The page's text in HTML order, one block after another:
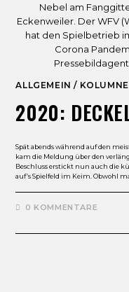
Nebel am
Eckenweiler. Der WFV
hat den Spielbetrieb
Corona
ALLGEMEIN / KOLUMNE
2020:
Spät abends während auf den
kam die Meldung über den
Beschluss erstickt nun auch die
auf’s Spielfeld im Keim. Obwohl
0 KOMMENTARE